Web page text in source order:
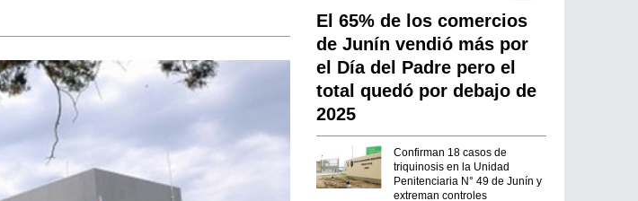
El 65% de los comercios
de Junín vendió más por
el Día del Padre pero el
total quedó por debajo de
2025
Confirman 18 casos de
triquinosis en la Unidad
Penitenciaria N° 49 de Junín y
extreman controles